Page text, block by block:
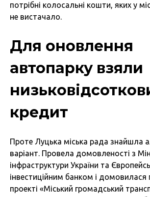
потрібні колосальні кошти, яких у
не вистачало.
Для оновлення
автопарку взяли
кредит
Проте Луцька міська рада знайшла
варіант. Провела домовленості з
інфраструктури України та
інвестиційним банком і домовилася
проекті «Міський громадський